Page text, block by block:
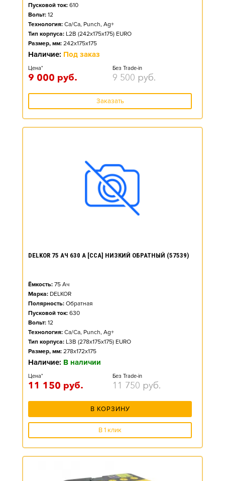
Пусковой ток: 610
Вольт: 12
Технология: Ca/Ca, Punch, Ag+
Тип корпуса: L2B (242x175x175) EURO
Размер, мм: 242x175x175
Наличие: Под заказ
Цена*
9 000 руб.
Без Trade-in
9 500 руб.
Заказать
DELKOR 75 АЧ 630 А [CCA] НИЗКИЙ ОБРАТНЫЙ (57539)
Ёмкость: 75 Ач
Марка: DELKOR
Полярность: Обратная
Пусковой ток: 630
Вольт: 12
Технология: Ca/Ca, Punch, Ag+
Тип корпуса: L3B (278x175x175) EURO
Размер, мм: 278x172x175
Наличие: В наличии
Цена*
11 150 руб.
Без Trade-in
11 750 руб.
В КОРЗИНУ
В 1 клик